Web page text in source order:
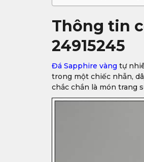
Thông tin
24915245
Đá Sapphire vàng tự
trong một chiếc nhẫn,
chắc chắn là món trang